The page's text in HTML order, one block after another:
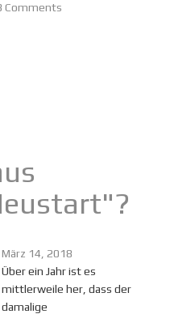
Comments
März 14, 2018
Über ein Jahr ist es
mittlerweile her, dass der
damalige